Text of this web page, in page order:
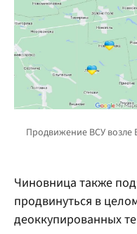
Чиновница также
продвинуться в
деоккупированных